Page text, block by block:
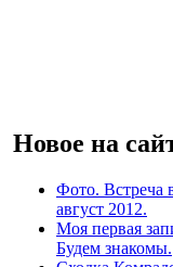
Новое на
Фото. Встреча
август 2012.
Моя первая
Будем знакомы.